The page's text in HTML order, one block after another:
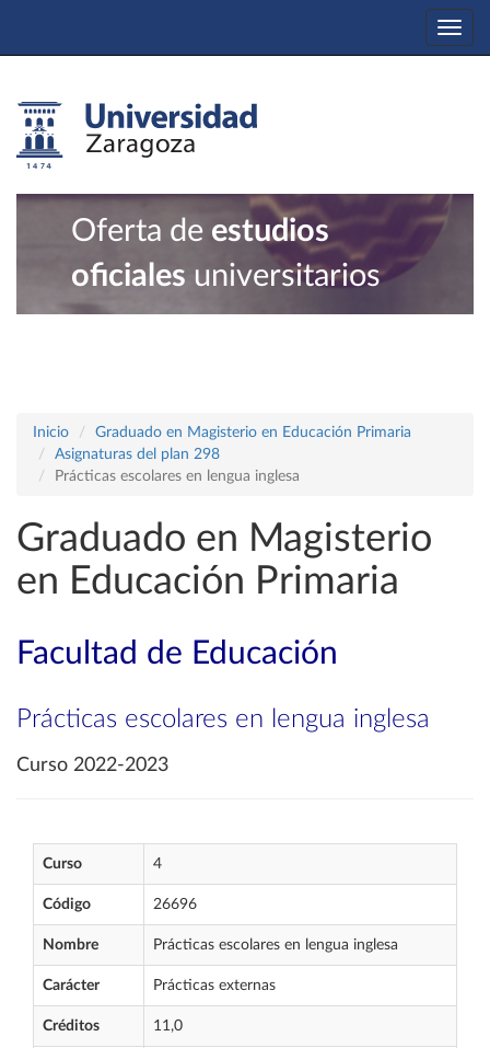
Oferta de estudios
oficiales universitarios
Inicio
Graduado en Magisterio en Educación Primaria
Asignaturas del plan 298
Prácticas escolares en lengua inglesa
Graduado en Magisterio
en Educación Primaria
Facultad de Educación
Prácticas escolares en lengua inglesa
Curso 2022-2023
Curso 4
Código 26696
Nombre Prácticas escolares en lengua inglesa
Carácter Prácticas externas
Créditos 11,0